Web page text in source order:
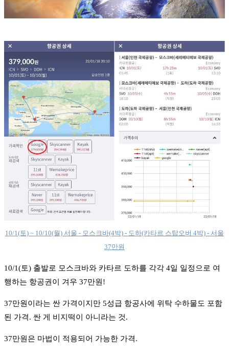
10/1(토) ~ 10/10(월) 서울 - 모스크바(4박) - 도하(카타르 스탑오버 4박) - 서울
37만원
10/1(토) 출발로 모스크바와 카타르 도하를 각각 4일 일정으로 여
행하는 항공권이 겨우 37만원!
37만원이라는 싼 가격이지만 5성급 항공사에 위탁 수하물도 포함
된 가격. 싼 게 비지떡이 아니라는 것.
37만원은 마법이 적용되어 가능한 가격.